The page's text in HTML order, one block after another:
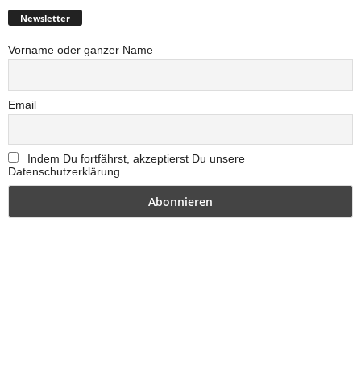
Newsletter
Vorname oder ganzer Name
Email
Indem Du fortfährst, akzeptierst Du unsere
Datenschutzerklärung.